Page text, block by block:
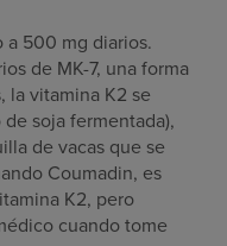
500 mg diarios.
de MK-7, una forma
la vitamina K2 se
soja fermentada),
de vacas que se
Coumadin, es
K2, pero
cuando tome